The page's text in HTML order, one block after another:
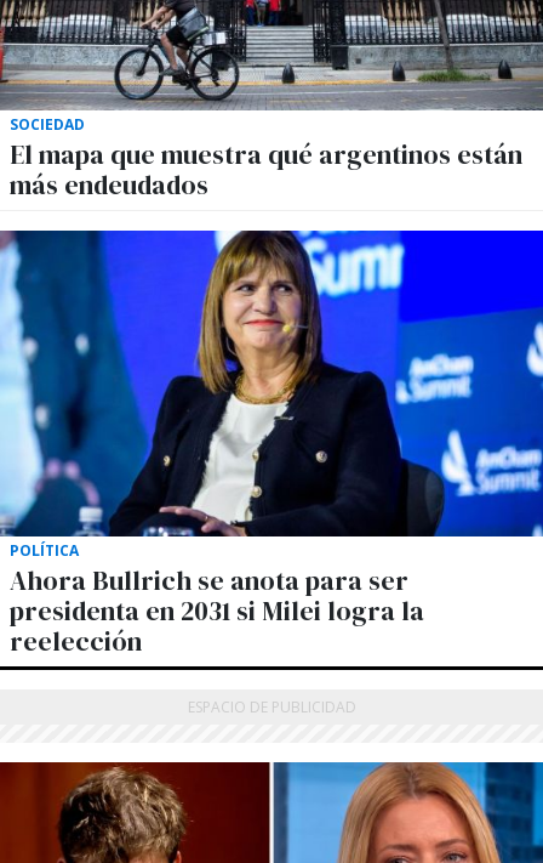
SOCIEDAD
El mapa que muestra qué argentinos están
más endeudados
POLÍTICA
Ahora Bullrich se anota para ser
presidenta en 2031 si Milei logra la
reelección